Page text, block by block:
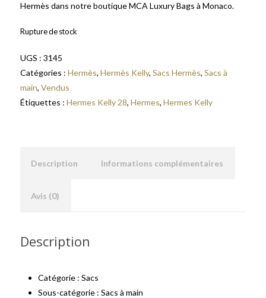
Hermès dans notre boutique MCA Luxury Bags à Monaco.
Rupture de stock
UGS : 3145
Catégories : Hermès, Hermès Kelly, Sacs Hermès, Sacs à
main, Vendus
Étiquettes : Hermes Kelly 28, Hermes, Hermes Kelly
Description Informations complémentaires
Avis (0)
Description
Catégorie : Sacs
Sous-catégorie : Sacs à main